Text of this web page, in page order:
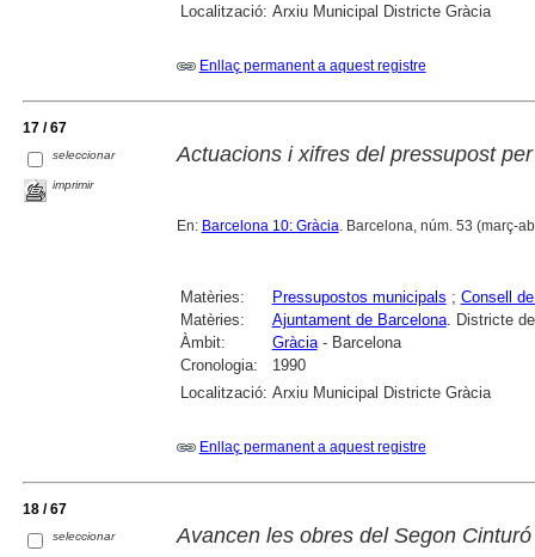
Localització: Arxiu Municipal Districte Gràcia
Enllaç permanent a aquest registre
17 / 67
seleccionar
imprimir
Actuacions i xifres del pressupost
En: Barcelona 10: Gràcia. Barcelona, núm. 53 (març-
Matèries: Pressupostos municipals ; Consell
Matèries:
Ajuntament de Barcelona. Districte
Àmbit:
Gràcia- Barcelona
Cronologia:
1990
Localització: Arxiu Municipal Districte Gràcia
Enllaç permanent a aquest registre
18 / 67
seleccionar Avancen les obres del Segon Cinturó